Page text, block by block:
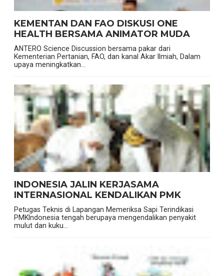
KEMENTAN DAN FAO DISKUSI ONE
HEALTH BERSAMA ANIMATOR MUDA
ANTERO Science Discussion bersama pakar dari
Kementerian Pertanian, FAO, dan kanal Akar Ilmiah, Dalam
upaya meningkatkan...
INDONESIA JALIN KERJASAMA
INTERNASIONAL KENDALIKAN PMK
Petugas Teknis di Lapangan Memeriksa Sapi Terindikasi
PMKIndonesia tengah berupaya mengendalikan penyakit
mulut dan kuku...